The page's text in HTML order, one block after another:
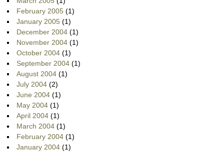
February 2005 (1)
January 2005 (1)
December 2004 (1)
November 2004 (1)
October 2004 (1)
September 2004 (1)
August 2004 (1)
July 2004 (2)
June 2004 (1)
May 2004 (1)
April 2004 (1)
March 2004 (1)
February 2004 (1)
January 2004 (1)